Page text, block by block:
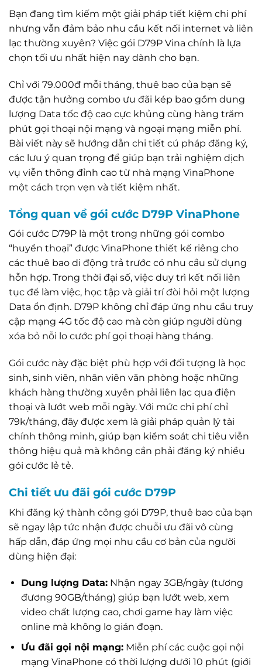
Bạn đang tìm kiếm một giải pháp tiết kiệm chi phí
nhưng vẫn đảm bảo nhu cầu kết nối internet và liên
lạc thường xuyên? Việc gói D79P Vina chính là lựa
chọn tối ưu nhất hiện nay dành cho bạn.
Chỉ với 79.000đ mỗi tháng, thuê bao của bạn sẽ
được tận hưởng combo ưu đãi kép bao gồm dung
lượng Data tốc độ cao cực khủng cùng hàng trăm
phút gọi thoại nội mạng và ngoại mạng miễn phí.
Bài viết này sẽ hướng dẫn chi tiết cú pháp đăng ký,
các lưu ý quan trọng để giúp bạn trải nghiệm dịch
vụ viễn thông đỉnh cao từ nhà mạng VinaPhone
một cách trọn vẹn và tiết kiệm nhất.
Tổng quan về gói cước D79P VinaPhone
Gói cước D79P là một trong những gói combo
“huyền thoại” được VinaPhone thiết kế riêng cho
các thuê bao di động trả trước có nhu cầu sử dụng
hỗn hợp. Trong thời đại số, việc duy trì kết nối liên
tục để làm việc, học tập và giải trí đòi hỏi một lượng
Data ổn định. D79P không chỉ đáp ứng nhu cầu truy
cập mạng 4G tốc độ cao mà còn giúp người dùng
xóa bỏ nỗi lo cước phí gọi thoại hàng tháng.
Gói cước này đặc biệt phù hợp với đối tượng là học
sinh, sinh viên, nhân viên văn phòng hoặc những
khách hàng thường xuyên phải liên lạc qua điện
thoại và lướt web mỗi ngày. Với mức chi phí chỉ
79k/tháng, đây được xem là giải pháp quản lý tài
chính thông minh, giúp bạn kiểm soát chi tiêu viễn
thông hiệu quả mà không cần phải đăng ký nhiều
gói cước lẻ tẻ.
Chi tiết ưu đãi gói cước D79P
Khi đăng ký thành công gói D79P, thuê bao của bạn
sẽ ngay lập tức nhận được chuỗi ưu đãi vô cùng
hấp dẫn, đáp ứng mọi nhu cầu cơ bản của người
dùng hiện đại:
Dung lượng Data:Nhận ngay 3GB/ngày (tương
đương 90GB/tháng) giúp bạn lướt web, xem
video chất lượng cao, chơi game hay làm việc
online mà không lo gián đoạn.
Ưu đãi gọi nội mạng:Miễn phí các cuộc gọi nội
mạng VinaPhone có thời lượng dưới 10 phút (giới